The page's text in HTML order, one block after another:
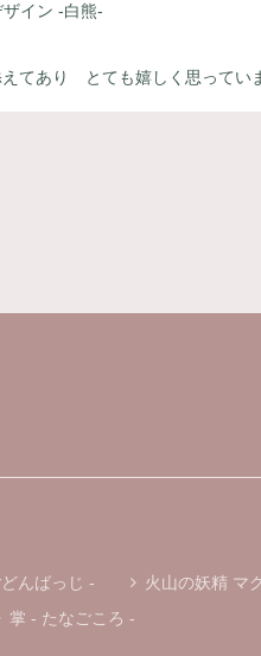
イン -白熊-
てあり とても嬉しく思ってい
に可愛い♬ お友達にもプレゼ
ぬいぐるみ »
んばっじ -
火山の妖精 マ
掌 - たなごころ -